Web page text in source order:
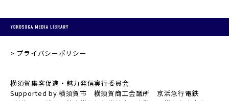
プライバシーポリシー
横須賀集客促進・魅力発信実行委員会
Supported by 横須賀市 横須賀商工会議所 京浜急行電鉄